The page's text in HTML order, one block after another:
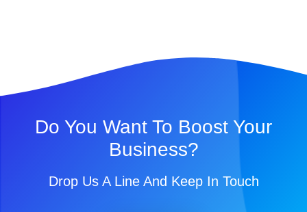
Do You Want To Boost Your
Business?
Drop Us A Line And Keep In Touch